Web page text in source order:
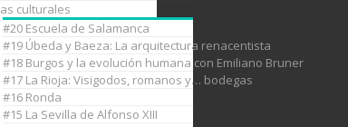
culturales
#20 Escuela de Salamanca
#19 Úbeda y Baeza: La arquitectura renacentista
#18 Burgos y la evolución humana con Emiliano Bruner
#17 La Rioja: Visigodos, romanos y… bodegas
#16 Ronda
#15 La Sevilla de Alfonso XIII